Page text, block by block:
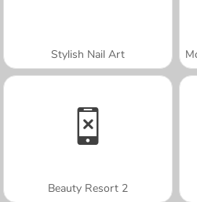
Stylish Nail Art
Beauty Resort 2